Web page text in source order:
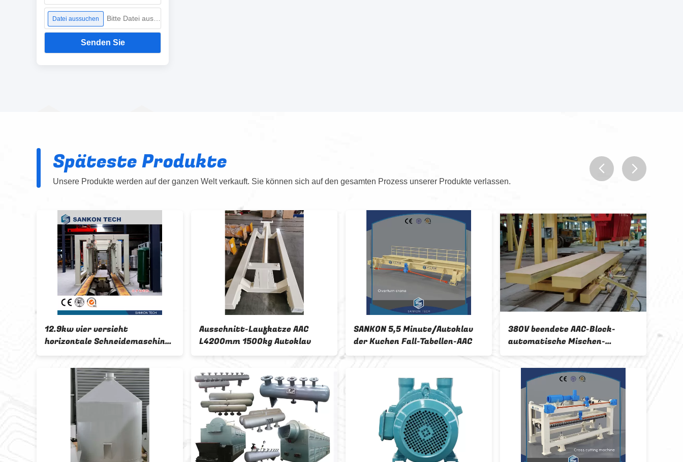
Datei aussuchen
Senden Sie
Späteste Produkte
Unsere Produkte werden auf der ganzen Welt verkauft. Sie können sich auf den gesamten Prozess unserer Produkte verlassen.
12.9kw vier versieht
horizontale Schneidemaschine
L6m mit Seiten
Ausschnitt-Laufkatze AAC
L4200mm 1500kg Autoklav
SANKON 5,5 Minute/Autoklav
der Kuchen Fall-Tabellen-AAC
380V beendete AAC-Block-
automatische Mischen-
Maschine